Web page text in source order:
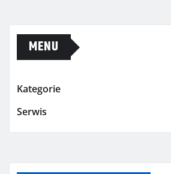
MENU
Kategorie
Serwis